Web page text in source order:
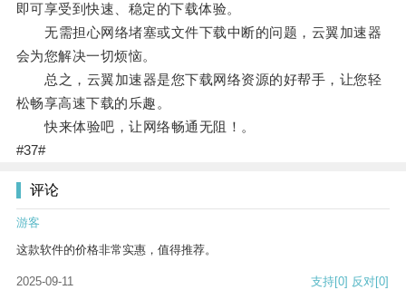
即可享受到快速、稳定的下载体验。
无需担心网络堵塞或文件下载中断的问题，云翼加速器
会为您解决一切烦恼。
总之，云翼加速器是您下载网络资源的好帮手，让您轻
松畅享高速下载的乐趣。
快来体验吧，让网络畅通无阻！。
#37#
评论
游客
这款软件的价格非常实惠，值得推荐。
2025-09-11 支持[0] 反对[0]